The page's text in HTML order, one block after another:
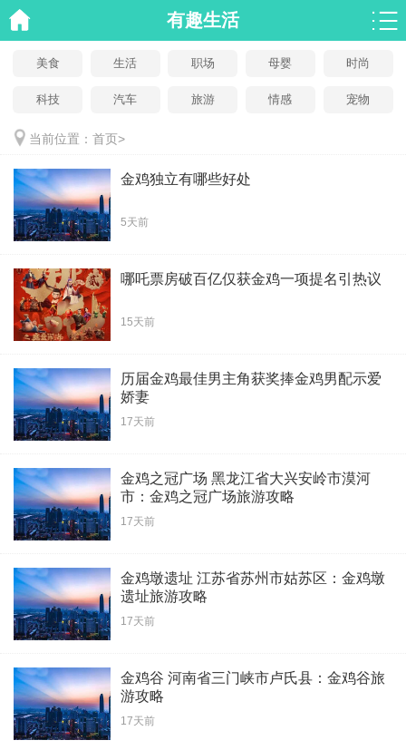
有趣生活
美食 生活 职场 母婴 时尚
科技 汽车 旅游 情感 宠物
当前位置： 首页>
金鸡独立有哪些好处
5天前
哪吒票房破百亿仅获金鸡一项提名引热议
15天前
历届金鸡最佳男主角获奖捧金鸡男配示爱
娇妻
17天前
金鸡之冠广场 黑龙江省大兴安岭市漠河
市：金鸡之冠广场旅游攻略
17天前
金鸡墩遗址 江苏省苏州市姑苏区：金鸡墩
遗址旅游攻略
17天前
金鸡谷 河南省三门峡市卢氏县：金鸡谷旅
游攻略
17天前